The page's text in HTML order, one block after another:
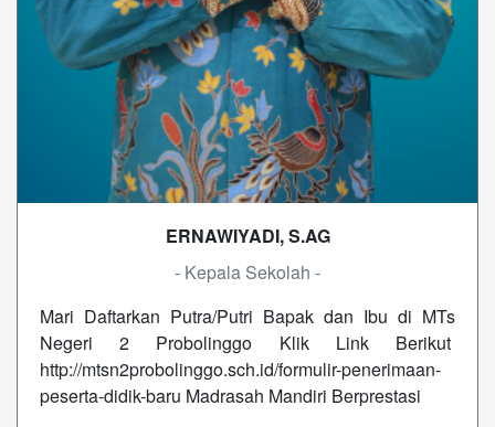
ERNAWIYADI, S.AG
- Kepala Sekolah -
Mari Daftarkan Putra/Putri Bapak dan Ibu di MTs
Negeri 2 Probolinggo Klik Link Berikut
http://mtsn2probolinggo.sch.id/formulir-penerimaan-
peserta-didik-baru Madrasah Mandiri Berprestasi